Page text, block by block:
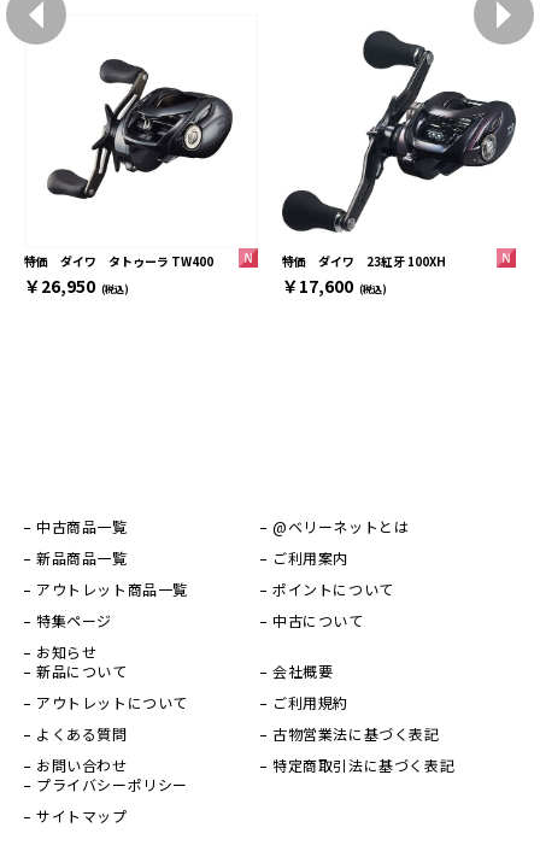
特価 ダイワ タトゥーラ TW400
￥26,950 (税込)
特価 ダイワ 23紅牙 100XH
￥17,600 (税込)
中古商品一覧
新品商品一覧
アウトレット商品一覧
特集ページ
お知らせ
@ベリーネットとは
ご利用案内
ポイントについて
中古について
新品について
アウトレットについて
よくある質問
お問い合わせ
会社概要
ご利用規約
古物営業法に基づく表記
特定商取引法に基づく表記
プライバシーポリシー
サイトマップ